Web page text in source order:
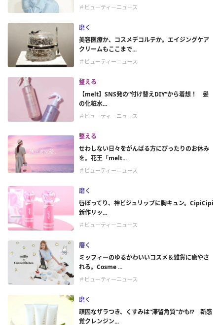
＃ビューティーニュース
磨く
美容医療か、コスメデコルテか。エイジングケア
クリームもここまで...
＃ビューティーニュース
整える
【melt】SNS発の“付け替えDIY”から着想！ 髪
の化粧水...
＃ビューティーニュース
整える
せわしない日々をがんばる方にぴったりのお休み
を。花王「melt...
＃ビューティーニュース
磨く
唇ぽってり、神ビジュリップに胸キュン。CipiCipi
新作リッ...
＃ビューティーニュース
磨く
ミッフィーのゆるかわいいコスメ＆雑貨に癒やさ
れる。Cosme ...
＃ビューティーニュース
磨く
頑固なザラつき、くすみは“滞留角質”かも!? 新感
覚クレンジン...